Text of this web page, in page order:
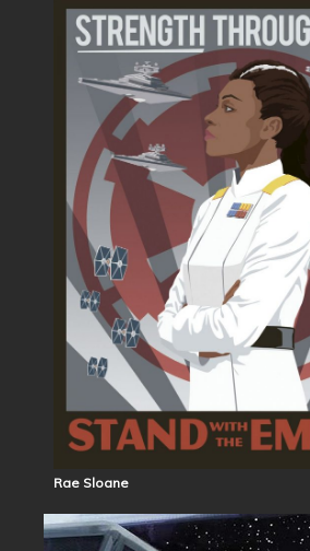
Rae Sloane